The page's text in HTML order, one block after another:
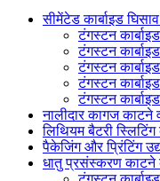
सीमेंटेड कार्बाइड घिसाव
टंगस्टन
टंगस्टन
टंगस्टन
टंगस्टन
टंगस्टन
नालीदार कागज काटने
लिथियम बैटरी
पैकेजिंग और प्रिंटिंग
धातु प्रसंस्करण